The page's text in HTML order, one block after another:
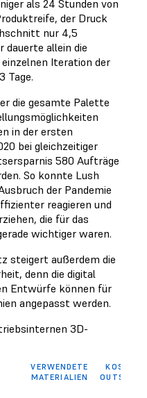
als 24 Stunden von
der Druck
nur 4,5
dauerte allein die
Iteration der
Tage.
die gesamte Palette
in der ersten
bei gleichzeitiger
580 Aufträge
So konnte Lush
der Pandemie
reagieren und
die für das
wichtiger waren.
steigert außerdem die
denn die digital
Entwürfe können für
angepasst werden.
3D-
VERWENDETE
MATERIALIEN
KOSTEN